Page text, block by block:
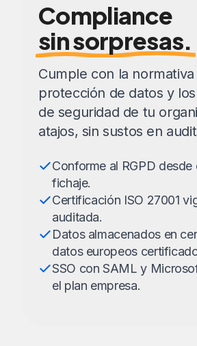
Compliance
sin sorpresas.
Cumple con la
protección de datos y
de seguridad de tu
atajos, sin sustos en
Conforme al RGPD desde
fichaje.
Certificación ISO 27001
auditada.
Datos almacenados en
datos europeos
SSO con SAML y
el plan empresa.